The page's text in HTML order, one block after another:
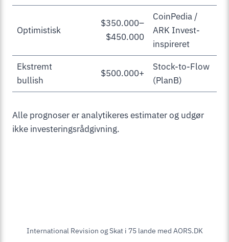
Optimistisk
$350.000–
$450.000
CoinPedia /
ARK Invest-
inspireret
Ekstremt
bullish
$500.000+
Stock-to-Flow
(PlanB)
Alle prognoser er analytikeres estimater og udgør
ikke investeringsrådgivning.
International Revision og Skat i 75 lande med AORS.DK